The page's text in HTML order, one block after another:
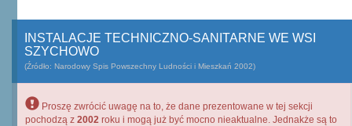
INSTALACJE TECHNICZNO-SANITARNE WE WSI
SZYCHOWO
(Źródło: Narodowy Spis Powszechny Ludności i Mieszkań 2002)
Proszę zwrócić uwagę na to, że dane prezentowane w tej sekcji
pochodzą z 2002 roku i mogą już być mocno nieaktualne. Jednakże są to